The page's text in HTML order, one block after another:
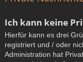
Ich kann keine
Hierfür kann es drei
registriert und / oder
Administration hat